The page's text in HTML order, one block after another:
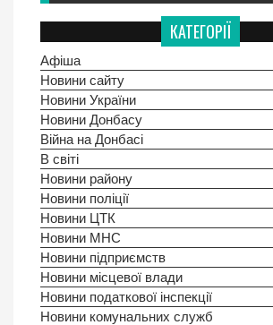
КАТЕГОРІЇ
Афіша
Новини сайту
Новини України
Новини Донбасу
Війна на Донбасі
В світі
Новини району
Новини поліції
Новини ЦТК
Новини МНС
Новини підприємств
Новини місцевої влади
Новини податкової інспекції
Новини комунальних служб